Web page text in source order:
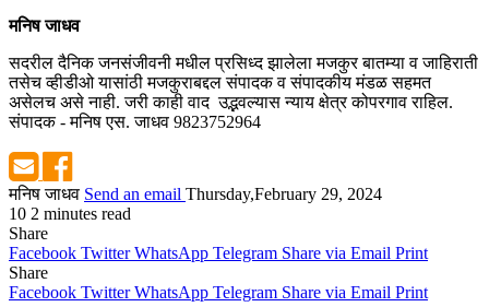
मनिष जाधव
सदरील दैनिक जनसंजीवनी मधील प्रसिध्द झालेला मजकुर बातम्या व जाहिराती
तसेच व्हीडीओ यासांठी मजकुराबद्दल संपादक व संपादकीय मंडळ सहमत
असेलच असे नाही. जरी काही वाद उद्भवल्यास न्याय क्षेत्र कोपरगाव राहिल.
संपादक - मनिष एस. जाधव 9823752964
मनिष जाधव Send an email Thursday,February 29, 2024
10 2 minutes read
Share
Facebook Twitter WhatsApp Telegram Share via Email Print
Share
Facebook Twitter WhatsApp Telegram Share via Email Print